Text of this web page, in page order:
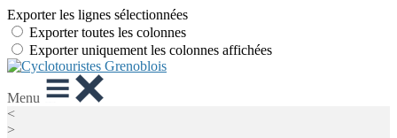
Exporter les lignes sélectionnées
Exporter toutes les colonnes
Exporter uniquement les colonnes affichées
Menu
<
>